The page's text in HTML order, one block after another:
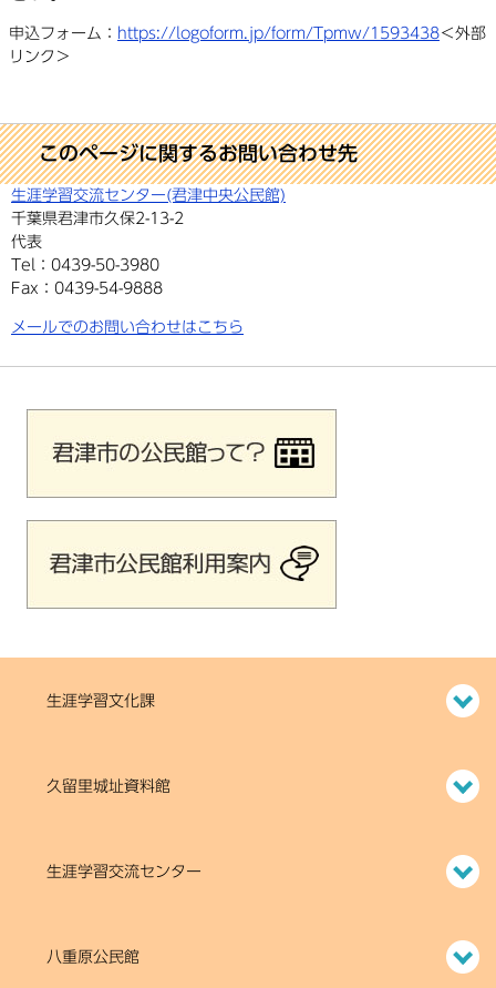
生涯学習文化課
久留里城址資料館
生涯学習交流センター
八重原公民館
申込フォーム： https://logoform.jp/form/Tpmw/1593438＜外部
リンク＞
このページに関するお問い合わせ先
生涯学習交流センター(君津中央公民館)
代表
千葉県君津市久保2-13-2
Tel：0439-50-3980
Fax：0439-54-9888
メールでのお問い合わせはこちら